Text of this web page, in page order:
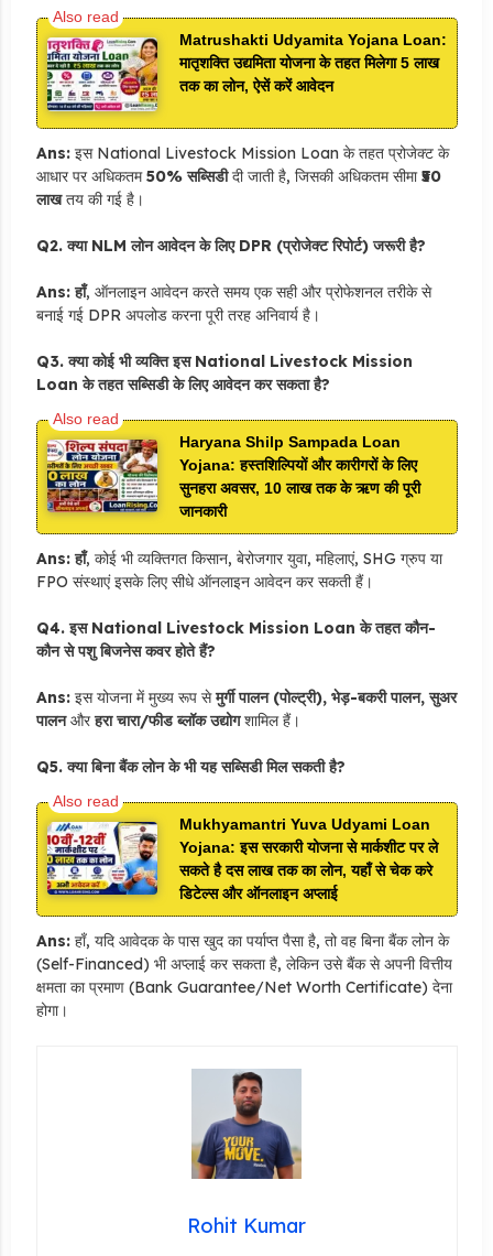
Matrushakti Udyamita Yojana Loan:
मातृशक्ति उद्यमिता योजना के तहत मिलेगा 5 लाख
तक का लोन, ऐसें करें आवेदन
Ans:इस National Livestock Mission Loan के तहत प्रोजेक्ट के
आधार पर अधिकतम50% सब्सिडीदी जाती है, जिसकी अधिकतम सीमा₹50
लाखतय की गई है।
Q2. क्या NLM लोन आवेदन के लिए DPR (प्रोजेक्ट रिपोर्ट) जरूरी है?
Ans: हाँ, ऑनलाइन आवेदन करते समय एक सही और प्रोफेशनल तरीके से
बनाई गई DPR अपलोड करना पूरी तरह अनिवार्य है।
Q3. क्या कोई भी व्यक्ति इस National Livestock Mission
Loan के तहत सब्सिडी के लिए आवेदन कर सकता है?
Haryana Shilp Sampada Loan
Yojana: हस्तशिल्पियों और कारीगरों के लिए
सुनहरा अवसर, 10 लाख तक के ऋण की पूरी
जानकारी
Ans: हाँ, कोई भी व्यक्तिगत किसान, बेरोजगार युवा, महिलाएं, SHG ग्रुप या
FPO संस्थाएं इसके लिए सीधे ऑनलाइन आवेदन कर सकती हैं।
Q4. इस National Livestock Mission Loan के तहत कौन-
कौन से पशु बिजनेस कवर होते हैं?
Ans:इस योजना में मुख्य रूप सेमुर्गी पालन (पोल्ट्री), भेड़-बकरी पालन, सुअर
पालनऔरहरा चारा/फीड ब्लॉक उद्योगशामिल हैं।
Q5. क्या बिना बैंक लोन के भी यह सब्सिडी मिल सकती है?
Mukhyamantri Yuva Udyami Loan
Yojana: इस सरकारी योजना से मार्कशीट पर ले
सकते है दस लाख तक का लोन, यहाँ से चेक करे
डिटेल्स और ऑनलाइन अप्लाई
Ans:हाँ, यदि आवेदक के पास खुद का पर्याप्त पैसा है, तो वह बिना बैंक लोन के
(Self-Financed) भी अप्लाई कर सकता है, लेकिन उसे बैंक से अपनी वित्तीय
क्षमता का प्रमाण (Bank Guarantee/Net Worth Certificate) देना
होगा।
Rohit Kumar